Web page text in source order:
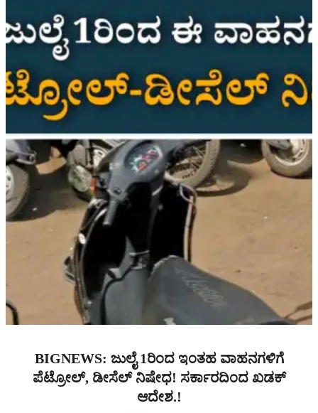
BIGNEWS: ಜುಲೈ 1ರಿಂದ ಇಂತಹ ವಾಹನಗಳಿಗೆ
ಪೆಟ್ರೋಲ್, ಡೀಸೆಲ್‌ ನಿಷೇಧ! ಸರ್ಕಾರದಿಂದ ಖಡಕ್‌
ಆದೇಶ.!